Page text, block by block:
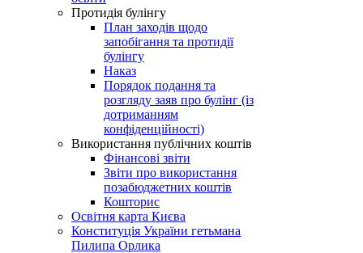
Протидія булінгу
План заходів щодо
запобігання та протидії
булінгу
Наказ
Порядок подання та
розгляду заяв про булінг (із
дотриманням
конфіденційності)
Використання публічних коштів
Фінансові звіти
Звіти про використання
позабюджетних коштів
Кошторис
Освітня карта Києва
Конституція України гетьмана
Пилипа Орлика